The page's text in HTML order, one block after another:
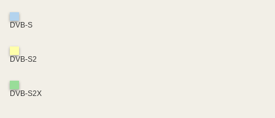
DVB-S
DVB-S2
DVB-S2X